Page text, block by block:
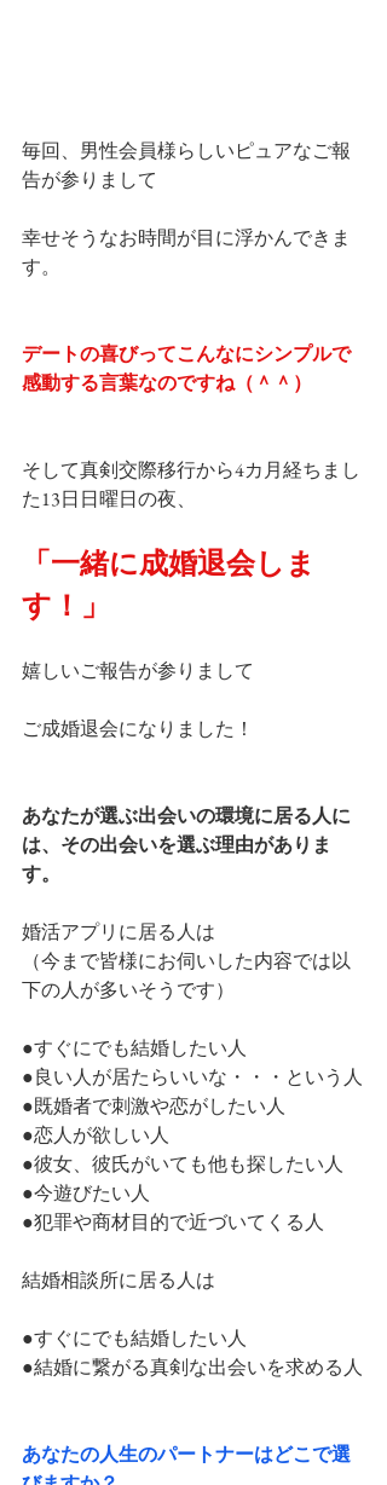
毎回、男性会員様らしいピュアなご報
告が参りまして
幸せそうなお時間が目に浮かんできま
す。
デートの喜びってこんなにシンプルで
感動する言葉なのですね（＾＾）
そして真剣交際移行から4カ月経ちまし
た13日日曜日の夜、
「一緒に成婚退会しま
す！」
嬉しいご報告が参りまして
ご成婚退会になりました！
あなたが選ぶ出会いの環境に居る人に
は、その出会いを選ぶ理由がありま
す。
婚活アプリに居る人は
（今まで皆様にお伺いした内容では以
下の人が多いそうです）
●すぐにでも結婚したい人
●良い人が居たらいいな・・・という人
●既婚者で刺激や恋がしたい人
●恋人が欲しい人
●彼女、彼氏がいても他も探したい人
●今遊びたい人
●犯罪や商材目的で近づいてくる人
結婚相談所に居る人は
●すぐにでも結婚したい人
●結婚に繋がる真剣な出会いを求める人
あなたの人生のパートナーはどこで選